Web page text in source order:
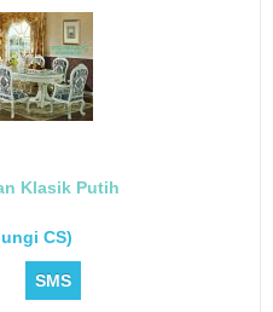
Klasik Putih
CS)
SMS